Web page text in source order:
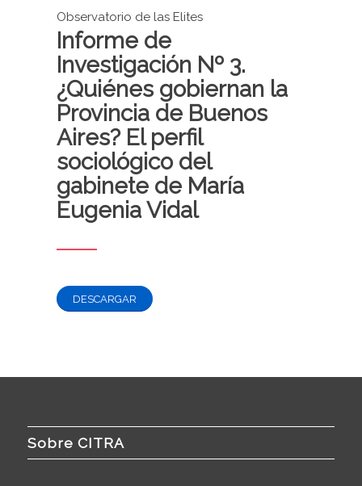
Observatorio de las Elites
Informe de
Investigación Nº 3.
¿Quiénes gobiernan la
Provincia de Buenos
Aires? El perfil
sociológico del
gabinete de María
Eugenia Vidal
DESCARGAR
Sobre CITRA